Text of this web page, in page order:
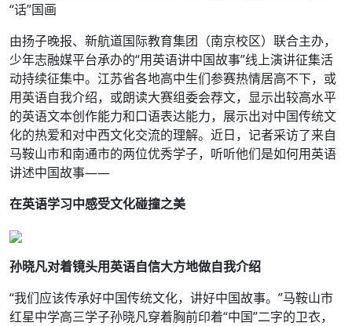
“话”国画
由扬子晚报、新航道国际教育集团（南京校区）联合主办，
少年志融媒平台承办的“用英语讲中国故事”线上演讲征集活
动持续征集中。江苏省各地高中生们参赛热情居高不下，或
用英语自我介绍，或朗读大赛组委会荐文，显示出较高水平
的英语文本创作能力和口语表达能力，展示出对中国传统文
化的热爱和对中西文化交流的理解。近日，记者采访了来自
马鞍山市和南通市的两位优秀学子，听听他们是如何用英语
讲述中国故事——
在英语学习中感受文化碰撞之美
孙晓凡对着镜头用英语自信大方地做自我介绍
“我们应该传承好中国传统文化，讲好中国故事。”马鞍山市
红星中学高三学子孙晓凡穿着胸前印着“中国”二字的卫衣，